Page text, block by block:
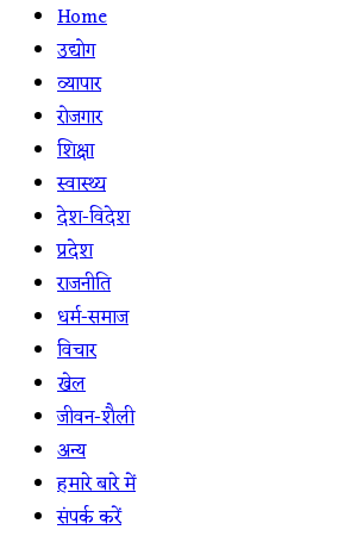
Home
उद्योग
व्यापार
रोजगार
शिक्षा
स्वास्थ्य
देश-विदेश
प्रदेश
राजनीति
धर्म-समाज
विचार
खेल
जीवन-शैली
अन्य
हमारे बारे में
संपर्क करें